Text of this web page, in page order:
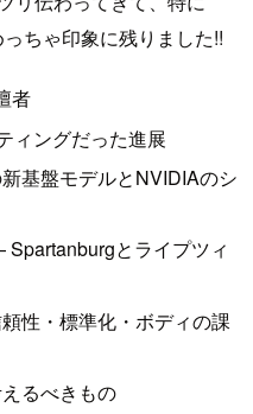
ちゃ印象に残りました!!
者
ィングだった進展
基盤モデルとNVIDIAのシ
とライプツィ
性・標準化・ボディの課
るべきもの